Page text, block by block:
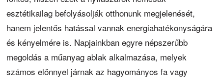
esztétikailag befolyásolják otthonunk megjelenését,
hanem jelentős hatással vannak energiahatékonyságára
és kényelmére is. Napjainkban egyre népszerűbb
megoldás a műanyag ablak alkalmazása, melyek
számos előnnyel járnak az hagyományos fa vagy